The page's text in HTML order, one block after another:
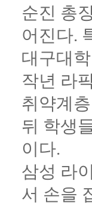
순진 총
어진다.
대구대
작년 라
취약계
뒤 학생
이다.
삼성 라
서 손을